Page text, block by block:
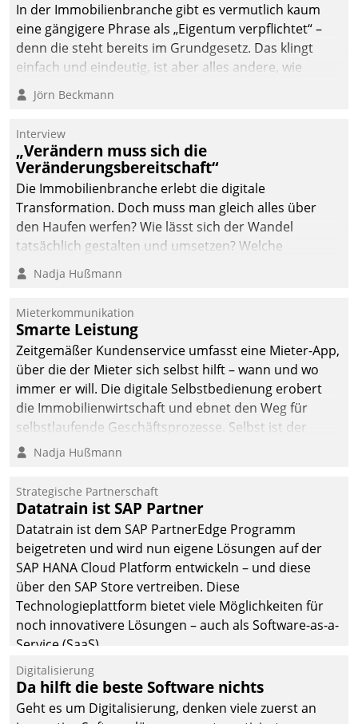
In der Immobilienbranche gibt es vermutlich kaum
eine gängigere Phrase als „Eigentum verpflichtet“ –
denn die steht bereits im Grundgesetz. Das klingt
einfach und eindeutig, ist aber alles andere, wie
Branchenbeschäftigte wissen. Denn mit der
Verantwortung folgen Verpflichtungen.
Jörn Beckmann
Interview
„Verändern muss sich die
Veränderungsbereitschaft“
Die Immobilienbranche erlebt die digitale
Transformation. Doch muss man gleich alles über
den Haufen werfen? Wie lässt sich der Wandel
tatsächlich gestalten und umsetzen? Welche
Argumente zählen wirklich?
Nadja Hußmann
Mieterkommunikation
Smarte Leistung
Zeitgemäßer Kundenservice umfasst eine Mieter-App,
über die der Mieter sich selbst hilft – wann und wo
immer er will. Die digitale Selbstbedienung erobert
die Immobilienwirtschaft und ebnet den Weg für
selbstlaufende Geschäftsprozesse. Selbst ist der
Kunde und smart der Serviceanbieter.
Nadja Hußmann
Strategische Partnerschaft
Datatrain ist SAP Partner
Datatrain ist dem SAP PartnerEdge Programm
beigetreten und wird nun eigene Lösungen auf der
SAP HANA Cloud Platform entwickeln – und diese
über den SAP Store vertreiben. Diese
Technologieplattform bietet viele Möglichkeiten für
noch innovativere Lösungen – auch als Software-as-a-
Service (SaaS).
Digitalisierung
Da hilft die beste Software nichts
Geht es um Digitalisierung, denken viele zuerst an